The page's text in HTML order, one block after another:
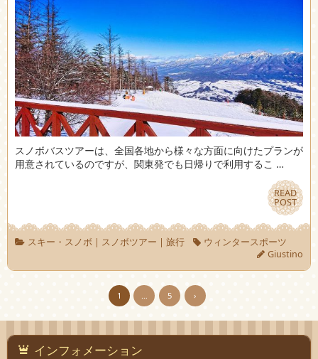
スノボバスツアーは、全国各地から様々な方面に向けたプランが
用意されているのですが、関東発でも日帰りで利用するこ …
READ
POST
READ
POST
スキー・スノボ | スノボツアー | 旅行
ウィンタースポーツ
Giustino
1 5 ›
インフォメーション